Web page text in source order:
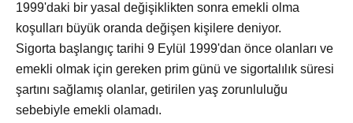
1999'daki bir yasal değişiklikten sonra emekli olma
koşulları büyük oranda değişen kişilere deniyor.
Sigorta başlangıç tarihi 9 Eylül 1999'dan önce olanları ve
emekli olmak için gereken prim günü ve sigortalılık süresi
şartını sağlamış olanlar, getirilen yaş zorunluluğu
sebebiyle emekli olamadı.